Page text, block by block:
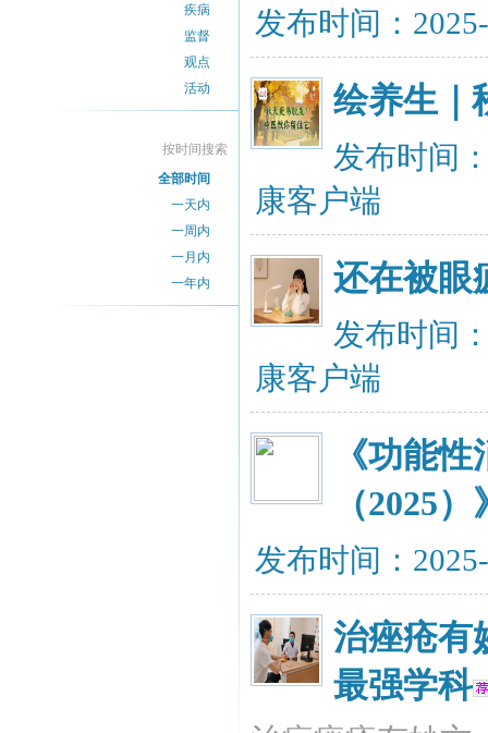
疾病
监督
观点
活动
按时间搜索
全部时间
一天内
一周内
一月内
一年内
发布时间：
绘养生｜
发布时间
康客户端
还在被眼
发布时间
康客户端
《功能
（2025
发布时间：
治痤疮
最强学科